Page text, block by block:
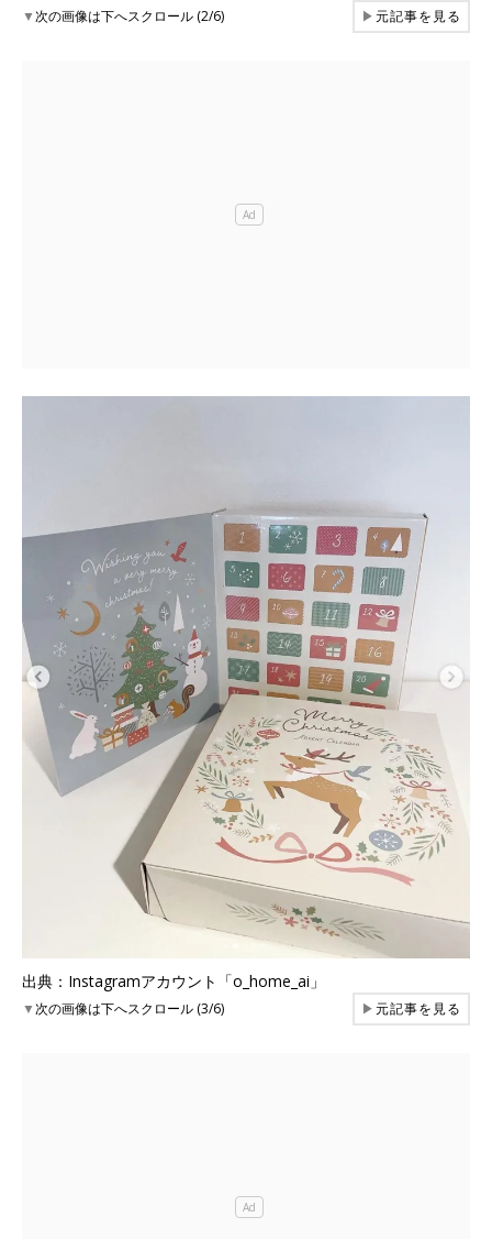
▼次の画像は下へスクロール (2/6) ▶元記事を見る
出典：Instagramアカウント「o_home_ai」
▼次の画像は下へスクロール (3/6) ▶元記事を見る